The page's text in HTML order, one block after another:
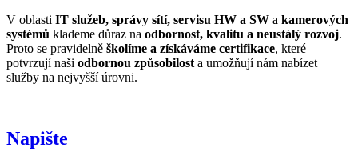
V oblasti IT služeb, správy sítí, servisu HW a SW a kamerových
systémů klademe důraz na odbornost, kvalitu a neustálý rozvoj.
Proto se pravidelně školíme a získáváme certifikace, které
potvrzují naši odbornou způsobilost a umožňují nám nabízet
služby na nejvyšší úrovni.
Napište